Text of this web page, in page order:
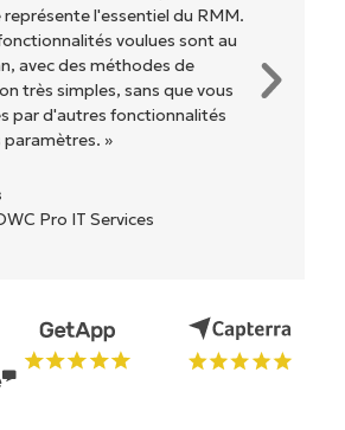
l'essentiel du RMM.
voulues sont au
avec des méthodes de
très simples, sans que vous
par d'autres fonctionnalités
»
Pro IT Services